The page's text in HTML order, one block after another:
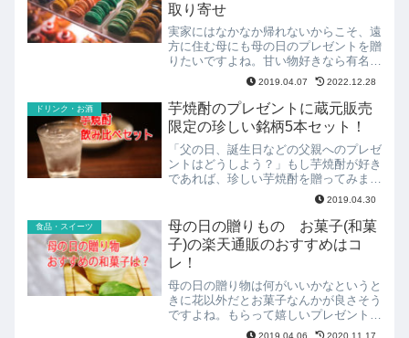
取り寄せ
実家にはなかなか帰れないからこそ、遠
方に住む母にも母の日のプレゼントを贈
りたいですよね。甘い物好きなら有名店
のスイーツのお取り寄せギフトはいかが
でしょうか。母の日ギフトで人気のスイ
ーツギフトをご紹介します。
2019.04.07 2022.12.28
ドリンク・お酒
芋焼酎のプレゼントに蔵元販売
限定の珍しい銘柄5本セット！
「父の日、誕生日などの父親へのプレゼ
ントはどうしよう？」もし芋焼酎が好き
であれば、珍しい芋焼酎を贈ってみませ
んか。どの銘柄が良いのかなかなか選び
にくいと思いますが、こちらの商品なら
そんな心配も不要です！
2019.04.30
食品・スイーツ
母の日の贈りもの お菓子(和菓
子)の楽天通販のおすすめはコ
レ！
母の日の贈り物は何がいいかなというと
きに花以外だとお菓子なんかが良さそう
ですよね。もらって嬉しいプレゼント、
ちょっとおしゃれで華やかなお菓子を選
2019.04.06 2020.11.17